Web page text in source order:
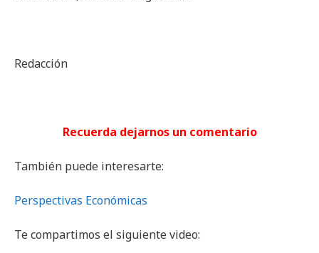
Redacción
Recuerda dejarnos un comentario
También puede interesarte:
Perspectivas Económicas
Te compartimos el siguiente video: